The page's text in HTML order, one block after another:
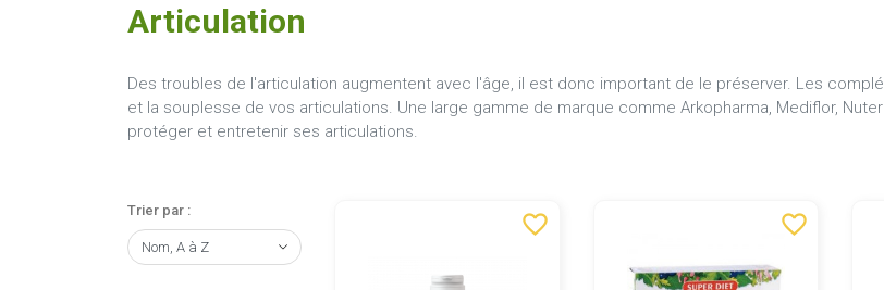
Articulation
Des troubles de l'articulation augmentent avec l'âge, il est donc important de le préserver. Les
et la souplesse de vos articulations. Une large gamme de marque comme Arkopharma, Mediflor,
protéger et entretenir ses articulations.
Trier par : favorite_border favorite_border